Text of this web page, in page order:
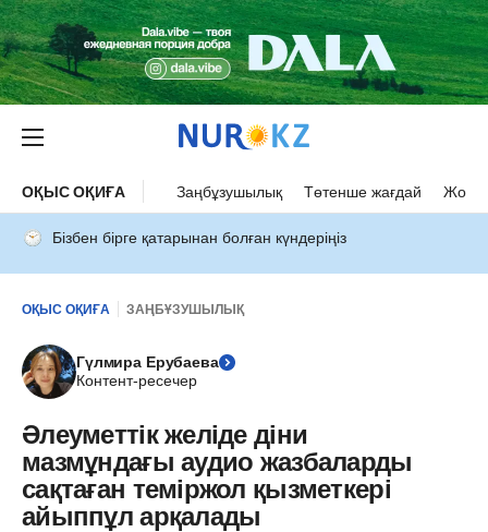
ОҚЫС ОҚИҒА Заңбұзушылық Төтенше жағдай Жол
Бізбен бірге қатарынан болған күндеріңіз
ОҚЫС ОҚИҒА ЗАҢБҰЗУШЫЛЫҚ
Гүлмира Ерубаева
Контент-ресечер
Әлеуметтік желіде діни
мазмұндағы аудио жазбаларды
сақтаған теміржол қызметкері
айыппұл арқалады